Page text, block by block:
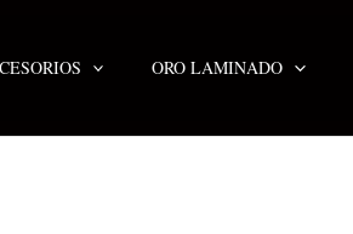
ORO LAMINADO